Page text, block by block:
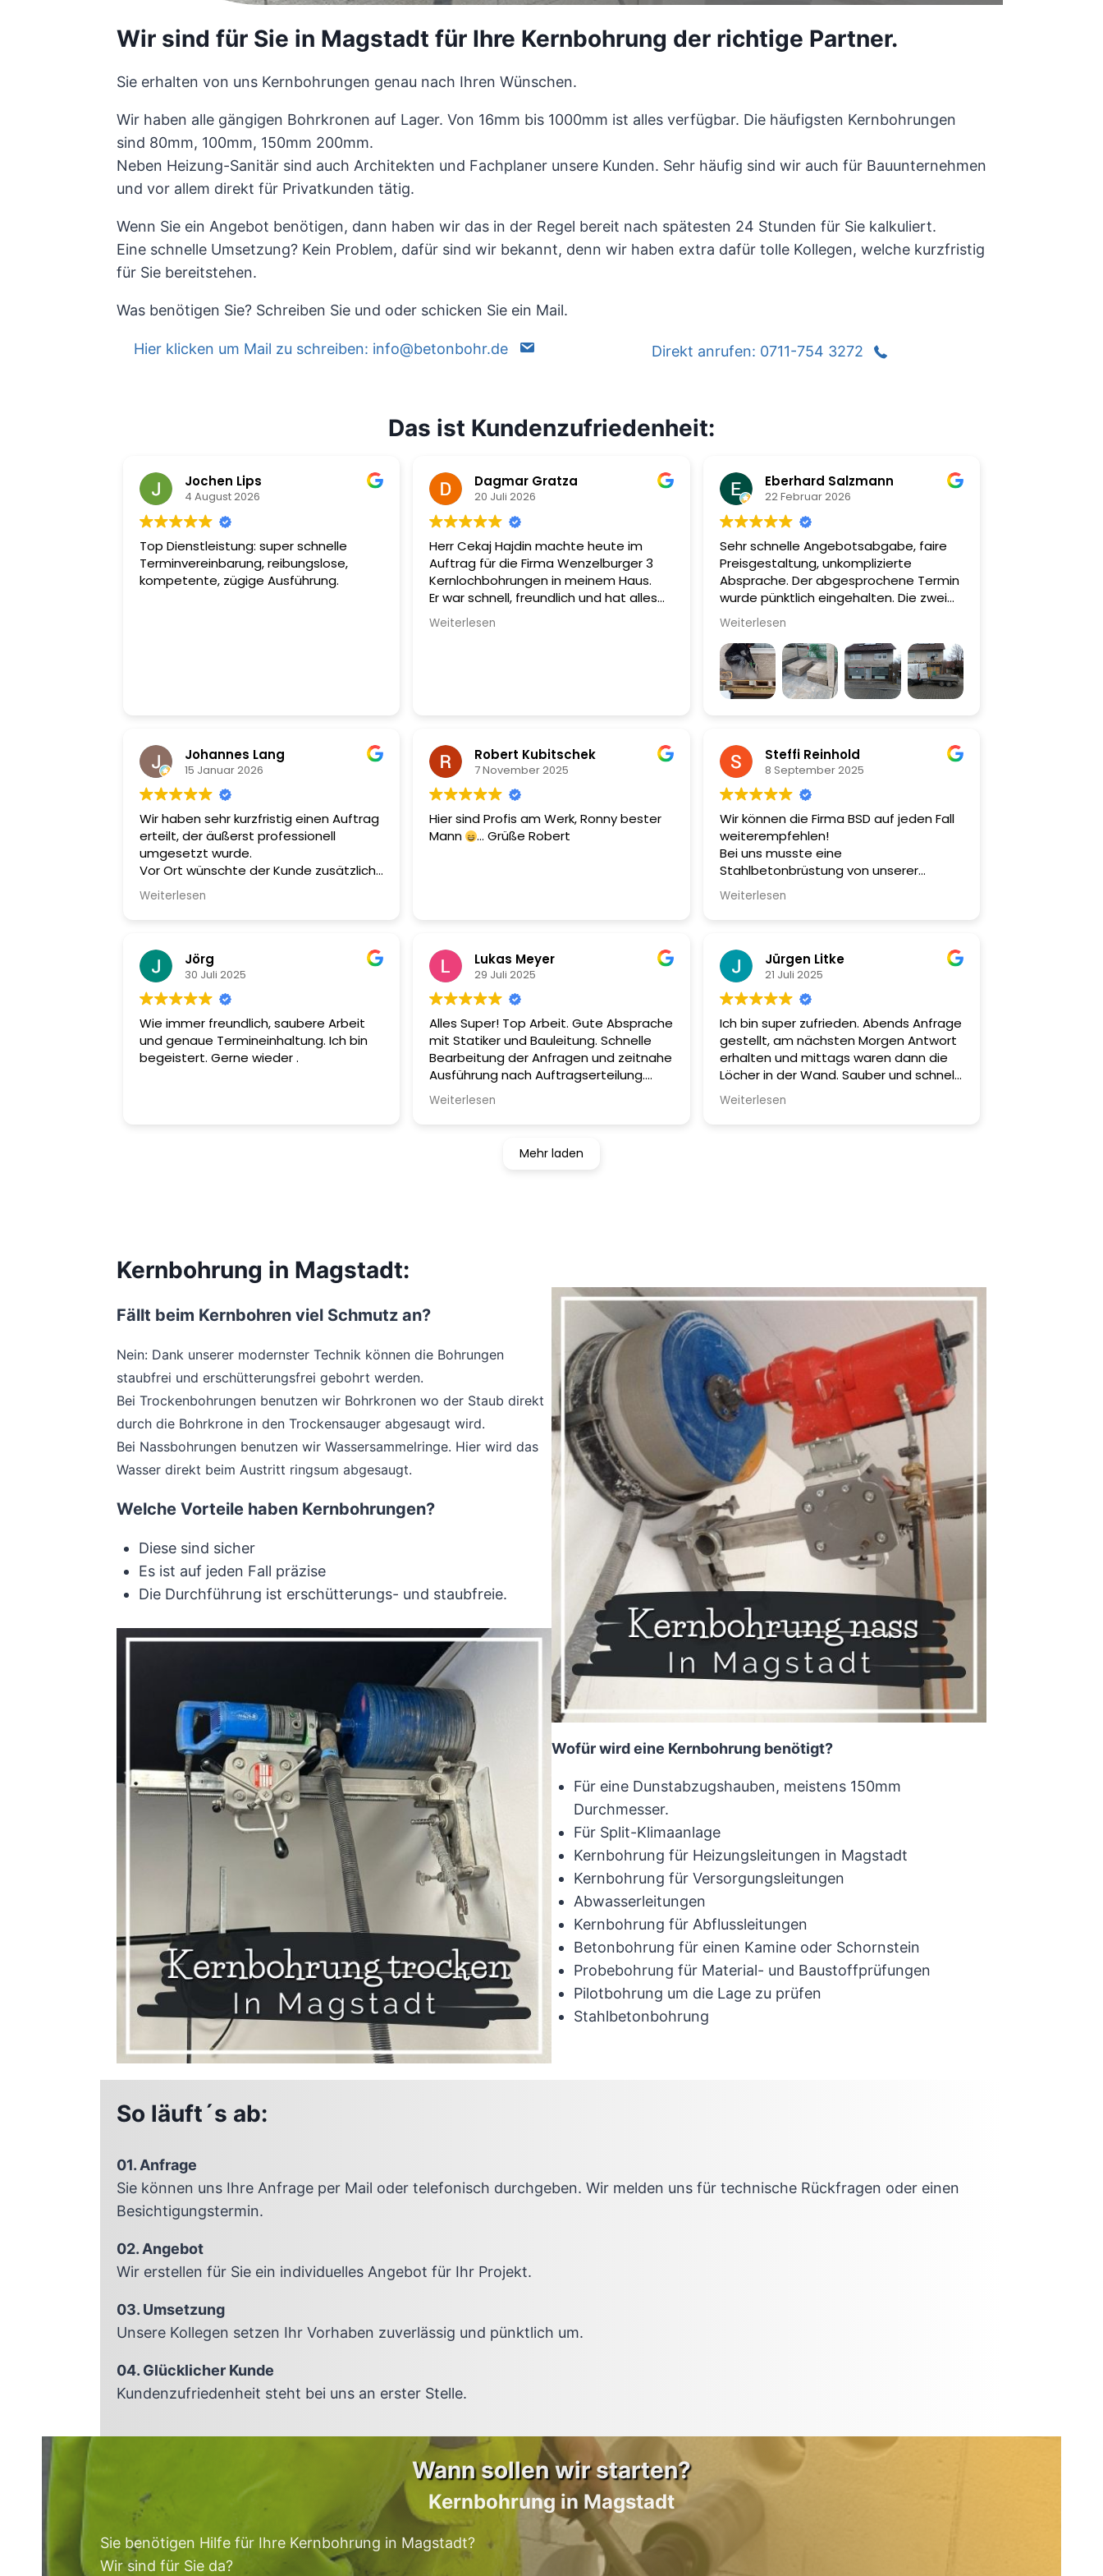
Wir sind für Sie in Magstadt für Ihre Kernbohrung der richtige Partner.
Sie erhalten von uns Kernbohrungen genau nach Ihren Wünschen.
Wir haben alle gängigen Bohrkronen auf Lager. Von 16mm bis 1000mm ist alles verfügbar. Die häufigsten Kernbohrungen
sind 80mm, 100mm, 150mm 200mm.
Neben Heizung-Sanitär sind auch Architekten und Fachplaner unsere Kunden. Sehr häufig sind wir auch für Bauunternehmen
und vor allem direkt für Privatkunden tätig.
Wenn Sie ein Angebot benötigen, dann haben wir das in der Regel bereit nach spätesten 24 Stunden für Sie kalkuliert.
Eine schnelle Umsetzung? Kein Problem, dafür sind wir bekannt, denn wir haben extra dafür tolle Kollegen, welche kurzfristig
für Sie bereitstehen.
Was benötigen Sie? Schreiben Sie und oder schicken Sie ein Mail.
Hier klicken um Mail zu schreiben: info@betonbohr.de Direkt anrufen: 0711-754 3272
Das ist Kundenzufriedenheit:
Jochen Lips
4 August 2026
Top Dienstleistung: super schnelle
Terminvereinbarung, reibungslose,
kompetente, zügige Ausführung.
Dagmar Gratza
20 Juli 2026
Herr Cekaj Hajdin machte heute im
Auftrag für die Firma Wenzelburger 3
Kernlochbohrungen in meinem Haus.
Er war schnell, freundlich und hat alles
sehr sauber hinterlassen.
Weiterlesen
Eberhard Salzmann
22 Februar 2026
Sehr schnelle Angebotsabgabe, faire
Preisgestaltung, unkomplizierte
Absprache. Der abgesprochene Termin
wurde pünktlich eingehalten. Die zwei
Mitarbeiter vor Ort haben sehr überlegt,
ruhig und präzise den Auftrag
wunschgemäß, vollständig und sauber
ausgeführt. Die Firma BSD kann ich
empfehlen!
Weiterlesen
Johannes Lang
15 Januar 2026
Wir haben sehr kurzfristig einen Auftrag
erteilt, der äußerst professionell
umgesetzt wurde.
Vor Ort wünschte der Kunde zusätzlich
noch eine Kernbohrung für eine Wallbox
– der Monteur hat das sofort und völlig
den Betrieb uneingeschränkt
weiterempfehlen!
Weiterlesen
Robert Kubitschek
7 November 2025
Hier sind Profis am Werk, Ronny bester
Mann
... Grüße Robert
Steffi Reinhold
8 September 2025
Wir können die Firma BSD auf jeden Fall
weiterempfehlen!
Bei uns musste eine
Stahlbetonbrüstung von unserer
Terrasse entfernt werden, die mit der
oberen Geschossdecke verbunden war.
Und wir sind sehr zufrieden.
Die Kommunikation war freundlich,
professionell und zielführend. Und die
Arbeiten wurden zu unserer vollen
Zufriedenheit ausgeführt. Ein
besonderes Lob gilt der raschen
Umsetzung: Zwischen
Angebotseinholung und Abtransport
der abgesägten Brüstungsteile verging
Weiterlesen
Jörg
30 Juli 2025
Wie immer freundlich, saubere Arbeit
und genaue Termineinhaltung. Ich bin
begeistert. Gerne wieder .
Lukas Meyer
29 Juli 2025
Alles Super! Top Arbeit. Gute Absprache
mit Statiker und Bauleitung. Schnelle
Bearbeitung der Anfragen und zeitnahe
Ausführung nach Auftragserteilung.
Gerne jederzeit wieder.
Weiterlesen
Jürgen Litke
21 Juli 2025
Ich bin super zufrieden. Abends Anfrage
gestellt, am nächsten Morgen Antwort
erhalten und mittags waren dann die
Löcher in der Wand. Sauber und schnell
- zu einem fairen Preis.
Weiterlesen
Mehr laden
Kernbohrung in Magstadt:
Fällt beim Kernbohren viel Schmutz an?
Nein: Dank unserer modernster Technik können die Bohrungen
staubfrei und erschütterungsfrei gebohrt werden.
Bei Trockenbohrungen benutzen wir Bohrkronen wo der Staub direkt
durch die Bohrkrone in den Trockensauger abgesaugt wird.
Bei Nassbohrungen benutzen wir Wassersammelringe. Hier wird das
Wasser direkt beim Austritt ringsum abgesaugt.
Welche Vorteile haben Kernbohrungen?
Diese sind sicher
Es ist auf jeden Fall präzise
Die Durchführung ist erschütterungs- und staubfreie.
Wofür wird eine Kernbohrung benötigt?
Für eine Dunstabzugshauben, meistens 150mm
Durchmesser.
Für Split-Klimaanlage
Kernbohrung für Heizungsleitungen in Magstadt
Kernbohrung für Versorgungsleitungen
Abwasserleitungen
Kernbohrung für Abflussleitungen
Betonbohrung für einen Kamine oder Schornstein
Probebohrung für Material- und Baustoffprüfungen
Pilotbohrung um die Lage zu prüfen
Stahlbetonbohrung
So läuft´s ab:
01. Anfrage
Sie können uns Ihre Anfrage per Mail oder telefonisch durchgeben. Wir melden uns für technische Rückfragen oder einen
Besichtigungstermin.
02. Angebot
Wir erstellen für Sie ein individuelles Angebot für Ihr Projekt.
03. Umsetzung
Unsere Kollegen setzen Ihr Vorhaben zuverlässig und pünktlich um.
04. Glücklicher Kunde
Kundenzufriedenheit steht bei uns an erster Stelle.
Wann sollen wir starten?
Kernbohrung in Magstadt
Sie benötigen Hilfe für Ihre Kernbohrung in Magstadt?
Wir sind für Sie da?